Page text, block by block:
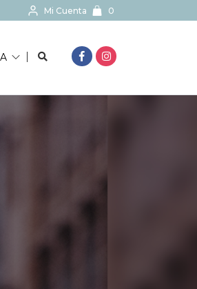
Mi Cuenta 0
BUSCAR...